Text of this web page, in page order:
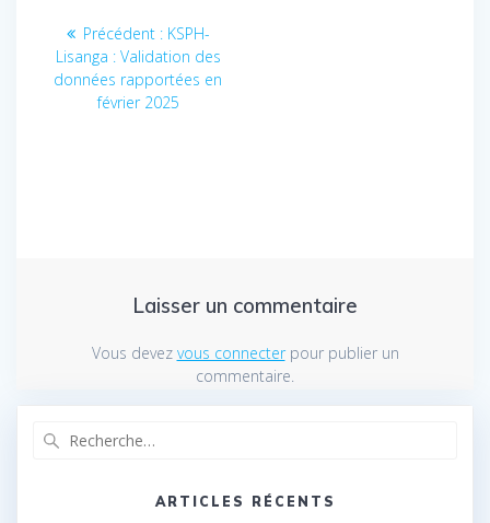
Navigation
l’article
Précédent : Article
précédent
:
KSPH-
Lisanga : Validation des
données rapportées en
février 2025
Laisser un commentaire
Vous devez vous connecterpour publier un
commentaire.
ARTICLES RÉCENTS